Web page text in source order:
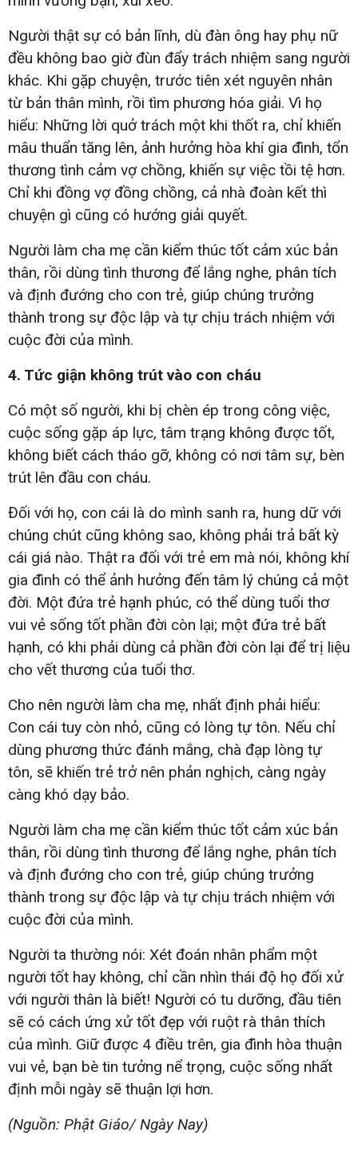
Người thật sự có bản lĩnh, dù đàn ông hay phụ nữ
đều không bao giờ đùn đẩy trách nhiệm sang người
khác. Khi gặp chuyện, trước tiên xét nguyên nhân
từ bản thân mình, rồi tìm phương hóa giải. Vì họ
hiểu: Những lời quở trách một khi thốt ra, chỉ khiến
mâu thuẩn tăng lên, ảnh hưởng hòa khí gia đình, tổn
thương tình cảm vợ chồng, khiến sự việc tồi tệ hơn.
Chỉ khi đồng vợ đồng chồng, cả nhà đoàn kết thì
chuyện gì cũng có hướng giải quyết.
Người làm cha mẹ cần kiểm thúc tốt cảm xúc bản
thân, rồi dùng tình thương để lắng nghe, phân tích
và định đướng cho con trẻ, giúp chúng trưởng
thành trong sự độc lập và tự chịu trách nhiệm với
cuộc đời của mình.
4. Tức giận không trút vào con cháu
Có một số người, khi bị chèn ép trong công việc,
cuộc sống gặp áp lực, tâm trạng không được tốt,
không biết cách tháo gỡ, không có nơi tâm sự, bèn
trút lên đầu con cháu.
Đối với họ, con cái là do mình sanh ra, hung dữ với
chúng chút cũng không sao, không phải trả bất kỳ
cái giá nào. Thật ra đối với trẻ em mà nói, không khí
gia đình có thể ảnh hưởng đến tâm lý chúng cả một
đời. Một đứa trẻ hạnh phúc, có thể dùng tuổi thơ
vui vẻ sống tốt phần đời còn lại; một đứa trẻ bất
hạnh, có khi phải dùng cả phần đời còn lại để trị liệu
cho vết thương của tuổi thơ.
Cho nên người làm cha mẹ, nhất định phải hiểu:
Con cái tuy còn nhỏ, cũng có lòng tự tôn. Nếu chỉ
dùng phương thức đánh mắng, chà đạp lòng tự
tôn, sẽ khiến trẻ trở nên phản nghịch, càng ngày
càng khó dạy bảo.
Người làm cha mẹ cần kiểm thúc tốt cảm xúc bản
thân, rồi dùng tình thương để lắng nghe, phân tích
và định đướng cho con trẻ, giúp chúng trưởng
thành trong sự độc lập và tự chịu trách nhiệm với
cuộc đời của mình.
Người ta thường nói: Xét đoán nhân phẩm một
người tốt hay không, chỉ cần nhìn thái độ họ đối xử
với người thân là biết! Người có tu dưỡng, đầu tiên
sẽ có cách ứng xử tốt đẹp với ruột rà thân thích
của mình. Giữ được 4 điều trên, gia đình hòa thuận
vui vẻ, bạn bè tin tưởng nể trọng, cuộc sống nhất
định mỗi ngày sẽ thuận lợi hơn.
(Nguồn: Phật Giáo/ Ngày Nay)